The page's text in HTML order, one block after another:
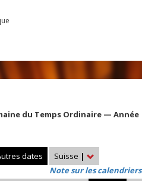
du Temps Ordinaire — Année
dates Suisse |
Note sur les calendriers